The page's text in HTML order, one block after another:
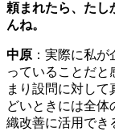
頼まれたら、たし
んね。
中原 ：実際に私
っていることだと
まり設問に対し
どいときには全体
織改善に活用でき